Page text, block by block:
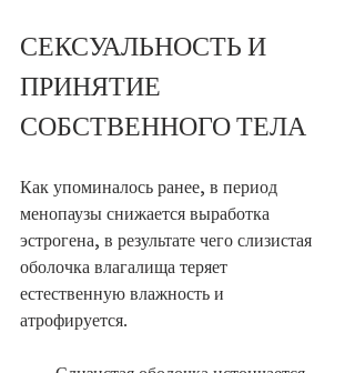
СЕКСУАЛЬНОСТЬ И
ПРИНЯТИЕ
СОБСТВЕННОГО ТЕЛА
Как упоминалось ранее, в период
менопаузы снижается выработка
эстрогена, в результате чего слизистая
оболочка влагалища теряет
естественную влажность и
атрофируется.